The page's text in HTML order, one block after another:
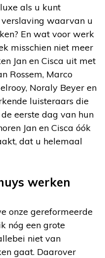
als u kunt
verslaving waarvan u
En wat voor werk
misschien niet meer
Jan en Cisca uit met
Rossem, Marco
Noraly Beyer en
luisteraars die
eerste dag van hun
Jan en Cisca óók
dat u helemaal
werken
onze gereformeerde
nóg een grote
niet van
gaat. Daarover